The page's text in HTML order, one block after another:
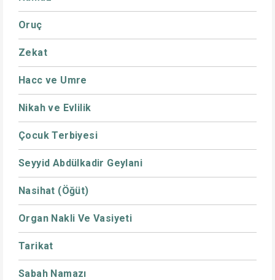
Oruç
Zekat
Hacc ve Umre
Nikah ve Evlilik
Çocuk Terbiyesi
Seyyid Abdülkadir Geylani
Nasihat (Öğüt)
Organ Nakli Ve Vasiyeti
Tarikat
Sabah Namazı